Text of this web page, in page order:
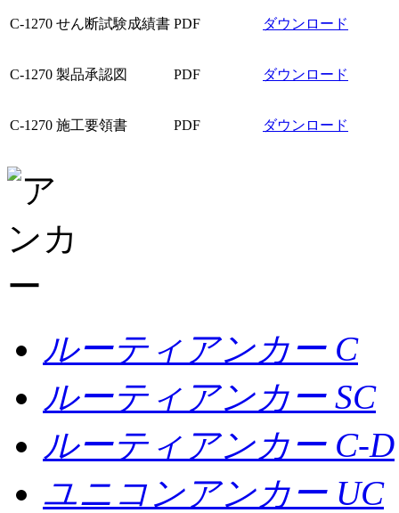
C-1270 せん断試験成績書 PDF ダウンロード
C-1270 製品承認図 PDF ダウンロード
C-1270 施工要領書 PDF ダウンロード
ルーティアンカー C
ルーティアンカー SC
ルーティアンカー C-D
ユニコンアンカー UC